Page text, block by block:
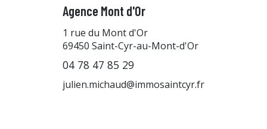
Agence Mont d'Or
1 rue du Mont d'Or
69450 Saint-Cyr-au-Mont-d'Or
04 78 47 85 29
julien.michaud@immosaintcyr.fr